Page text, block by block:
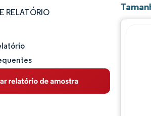
RELATÓRIO
participação de mercado
mercado
e insights